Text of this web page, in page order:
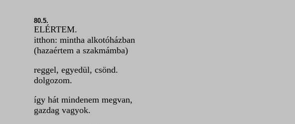
80.5.
ELÉRTEM.
itthon: mintha alkotóházban
(hazaértem a szakmámba)
reggel, egyedül, csönd.
dolgozom.
így hát mindenem megvan,
gazdag vagyok.